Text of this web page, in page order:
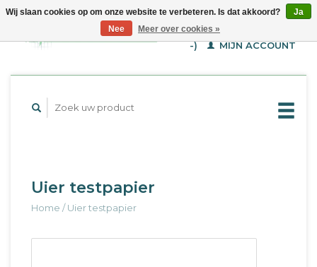
WINKELWAGEN (€--,-
-)
MIJN ACCOUNT
Uier testpapier
Home /Uier testpapier
Wij slaan cookies op om onze website te verbeteren. Is dat akkoord?
Ja
Nee
Meer over cookies »